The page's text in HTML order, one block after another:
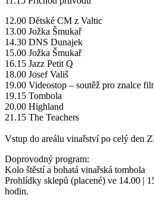
12.00 Dětské CM z Valtic
13.00 Jožka Šmukař
14.30 DNS Dunajek
15.00 Jožka Šmukař
16.15 Jazz Petit Q
18.00 Josef Vališ
19.00 Videostop – soutěž pro znalce
19.15 Tombola
20.00 Highland
21.15 The Teachers
Vstup do areálu vinařství po celý den
Doprovodný program:
Kolo štěstí a bohatá vinařská tombola
Prohlídky sklepů (placené) ve 14.00 |
hodin.